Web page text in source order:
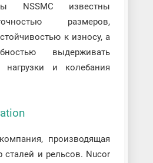
NSSMC известны
размеров,
к износу, а
выдерживать
нагрузки и колебания
производящая
сталей и рельсов. Nucor